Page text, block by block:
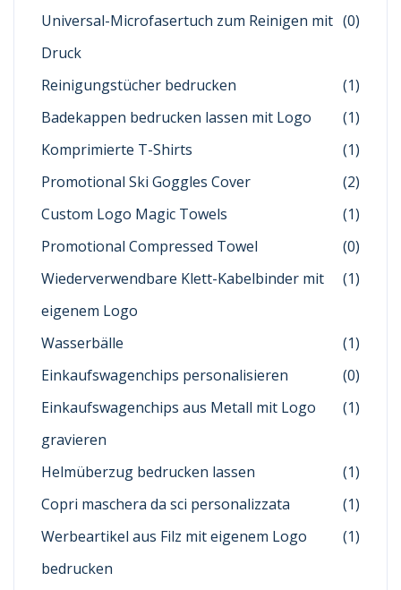
Universal-Microfasertuch zum Reinigen mit
Druck
(0)
Reinigungstücher bedrucken
(1)
Badekappen bedrucken lassen mit Logo
(1)
Komprimierte T-Shirts
(1)
Promotional Ski Goggles Cover
(2)
Custom Logo Magic Towels
(1)
Promotional Compressed Towel
(0)
Wiederverwendbare Klett-Kabelbinder mit
eigenem Logo
(1)
Wasserbälle
(1)
Einkaufswagenchips personalisieren
(0)
Einkaufswagenchips aus Metall mit Logo
gravieren
(1)
Helmüberzug bedrucken lassen
(1)
Copri maschera da sci personalizzata
(1)
Werbeartikel aus Filz mit eigenem Logo
bedrucken
(1)